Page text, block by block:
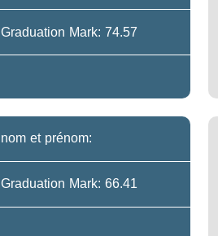
Graduation Mark: 74.57
nom et prénom:
Graduation Mark: 66.41